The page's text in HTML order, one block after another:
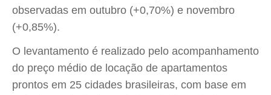
observadas em outubro (+0,70%) e novembro
(+0,85%).
O levantamento é realizado pelo acompanhamento
do preço médio de locação de apartamentos
prontos em 25 cidades brasileiras, com base em